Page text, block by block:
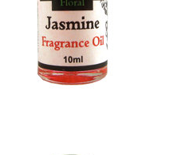
Drücken
Sie
ENTER
für mehr
Optionen
zu Duftöl
Mandarin